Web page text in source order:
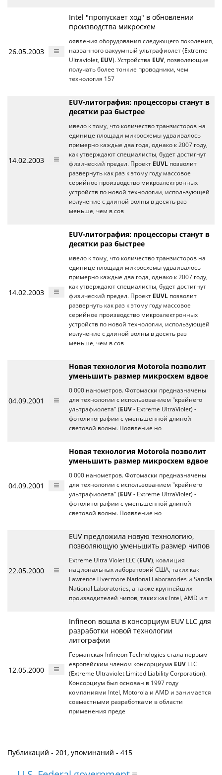
26.05.2003
Intel "пропускает ход" в обновлении
производства микросхем
оявления оборудования следующего поколения,
названного вакуумный ультрафиолет (Extreme
Ultraviolet, EUV). Устройства EUV, позволяющие
получать более тонкие проводники, чем
технология 157
14.02.2003
EUV-литография: процессоры станут в
десятки раз быстрее
ивело к тому, что количество транзисторов на
единице площади микросхемы удваивалось
примерно каждые два года, однако к 2007 году,
как утверждают специалисты, будет достигнут
физический предел. Проект EUVL позволит
развернуть как раз к этому году массовое
серийное производство микроэлектронных
устройств по новой технологии, использующей
излучение с длиной волны в десять раз
меньше, чем в сов
14.02.2003
EUV-литография: процессоры станут в
десятки раз быстрее
ивело к тому, что количество транзисторов на
единице площади микросхемы удваивалось
примерно каждые два года, однако к 2007 году,
как утверждают специалисты, будет достигнут
физический предел. Проект EUVL позволит
развернуть как раз к этому году массовое
серийное производство микроэлектронных
устройств по новой технологии, использующей
излучение с длиной волны в десять раз
меньше, чем в сов
04.09.2001
Новая технология Motorola позволит
уменьшить размер микросхем вдвое
0 000 нанометров. Фотомаски предназначены
для технологии с использованием "крайнего
ультрафиолета" (EUV - Extreme UltraViolet) -
фотолитографии с уменьшенной длиной
световой волны. Появление но
04.09.2001
Новая технология Motorola позволит
уменьшить размер микросхем вдвое
0 000 нанометров. Фотомаски предназначены
для технологии с использованием "крайнего
ультрафиолета" (EUV - Extreme UltraViolet) -
фотолитографии с уменьшенной длиной
световой волны. Появление но
22.05.2000
EUV предложила новую технологию,
позволяющую уменьшить размер чипов
Extreme Ultra Violet LLC (EUV), коалиция
национальных лабораторий США, таких как
Lawrence Livermore National Laboratories и Sandia
National Laboratories, а также крупнейших
производителей чипов, таких как Intel, AMD и т
12.05.2000
Infineon вошла в консорциум EUV LLC для
разработки новой технологии
литографии
Германская Infineon Technologies стала первым
европейским членом консорциума EUV LLC
(Extreme Ultraviolet Limited Liability Corporation).
Консорциум был основан в 1997 году
компаниями Intel, Motorola и AMD и занимается
совместными разработками в области
применения преде
Публикаций - 201, упоминаний - 415